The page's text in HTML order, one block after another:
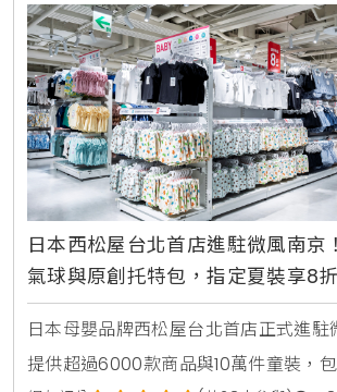
日本西松屋台北首店進駐微風南京
氣球與原創托特包，指定夏裝享8
日本母嬰品牌西松屋台北首店正式進駐
提供超過6000款商品與10萬件童裝，